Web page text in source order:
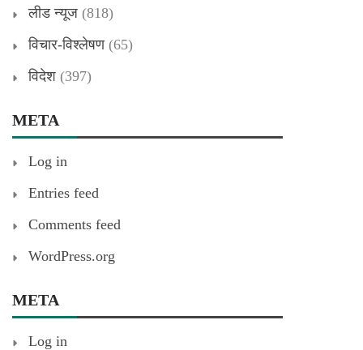
लीड न्यूज (818)
विचार-विश्लेषण(65)
विदेश (397)
META
Log in
Entries feed
Comments feed
WordPress.org
META
Log in